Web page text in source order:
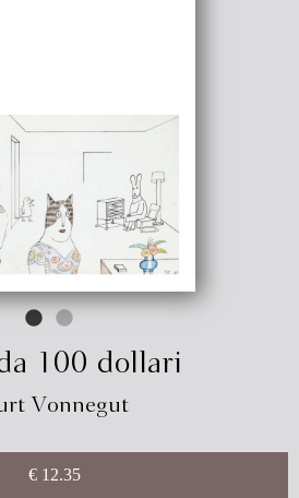
100 dollari
Vonnegut
€ 12.35